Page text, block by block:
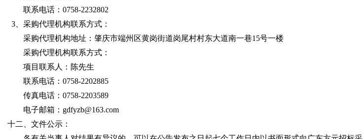
联系电话：0758-2232802
3、采购代理机构联系方式：
采购代理机构地址：肇庆市端州区黄岗街道岗尾村村东大道南一巷15号一楼
采购代理机构联系方式：
项目联系人：陈先生
联系电话：0758-2202885
传真电话：0758-2203589
电子邮箱：gdfyzb@163.com
十二、文件公示：